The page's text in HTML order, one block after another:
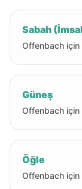
Sabah
Offenbach için
Güneş
Offenbach için
Öğle
Offenbach için